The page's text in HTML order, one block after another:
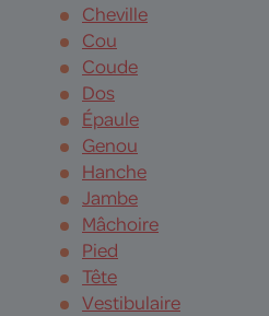
Cheville
Cou
Coude
Dos
Épaule
Genou
Hanche
Jambe
Mâchoire
Pied
Tête
Vestibulaire